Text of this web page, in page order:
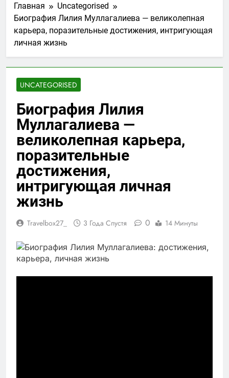
Главная
Uncategorised
Биография Лилия Муллагалиева — великолепная
карьера, поразительные достижения, интригующая
личная жизнь
UNCATEGORISED
Биография Лилия
Муллагалиева —
великолепная карьера,
поразительные
достижения,
интригующая личная
жизнь
Travelbox27_ 3 Года Спустя 0 14 Минуты